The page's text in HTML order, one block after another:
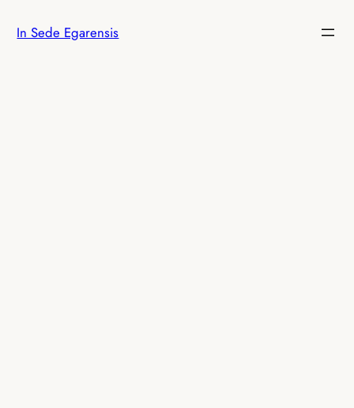
In Sede Egarensis